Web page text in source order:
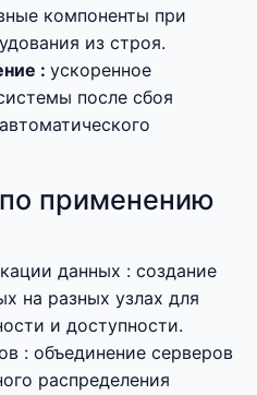
компоненты при
из строя.
: ускоренное
после сбоя
применению
данных : создание
на разных узлах для
и доступности.
: объединение серверов
распределения